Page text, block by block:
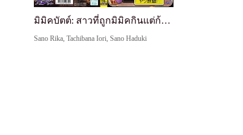
มิมิคบัตต์: สาวที่ถูกมิมิคกินแต่ก้นโผล่เต็มๆ ถูกเย็ดจากด้านหลังแบบไม่ใส่ถุงไม่จำกัดแตกใน!
Sano Rika, Tachibana Iori, Sano Haduki